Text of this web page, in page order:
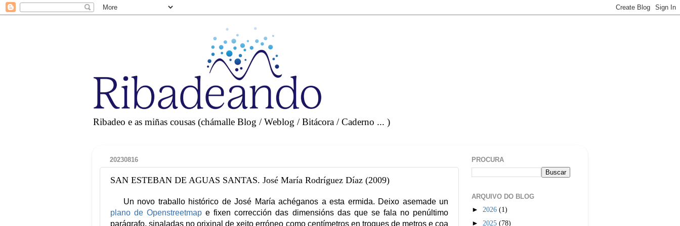
Ribadeo e as miñas cousas (chámalle Blog / Weblog / Bitácora / Caderno ... )
20230816
SAN ESTEBAN DE AGUAS SANTAS. José María Rodríguez Díaz (2009)
Un novo traballo histórico de José María achéganos a esta ermida. Deixo asemade un
plano de Openstreetmap e fixen corrección das dimensións das que se fala no penúltimo
parágrafo, sinaladas no orixinal de xeito erróneo como centímetros en troques de metros e coa
PROCURA
ARQUIVO DO BLOG
► 2026 (1)
► 2025 (78)